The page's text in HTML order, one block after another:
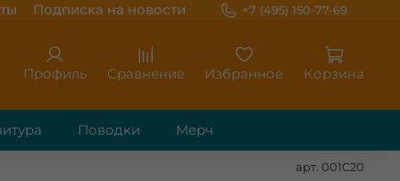
Подписка на новости +7 (495) 150-77-69
Профиль Сравнение Избранное Корзина
Поводки Мерч
арт. 001C20